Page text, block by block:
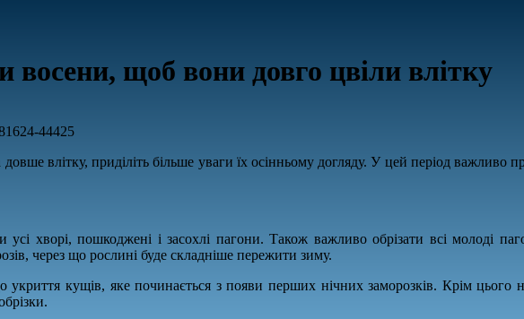
восени, щоб вони довго цвіли влітку
влітку, приділіть більше уваги їх осінньому догляду. У цей період важливо
усі хворі, пошкоджені і засохлі пагони. Також важливо обрізати всі молоді
через що рослині буде складніше пережити зиму.
укриття кущів, яке починається з появи перших нічних заморозків. Крім цього